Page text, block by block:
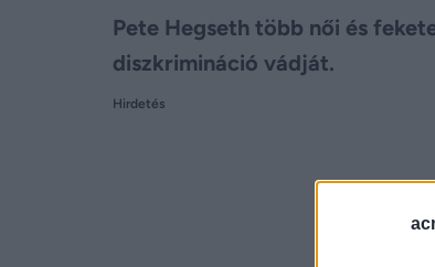
Pete Hegseth több női és
diszkrimináció vádját.
Hirdetés